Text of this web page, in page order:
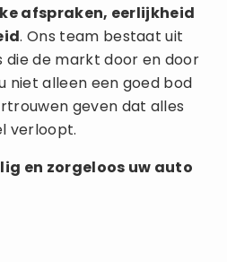
afspraken, eerlijkheid
. Ons team bestaat uit
de markt door en door
niet alleen een goed bod
geven dat alles
verloopt.
en zorgeloos uw auto